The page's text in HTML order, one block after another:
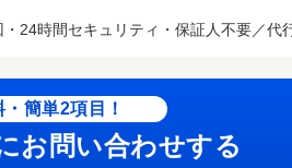
24時間セキュリティ・保証人不要／代
・簡単2項目！
お問い合わせする